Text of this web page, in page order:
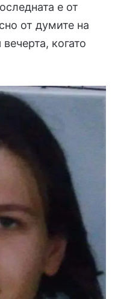
е от
от думите на
когато